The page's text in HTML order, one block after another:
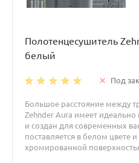
Полотенцесушитель
белый
Под
Большое расстояние между
Zehnder Aura имеет
и создан для современных
поставляется в белом цвете
хромированной